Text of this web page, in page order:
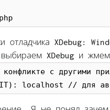
отладчика XDebug:
XDebug и
с другими
localhost // для